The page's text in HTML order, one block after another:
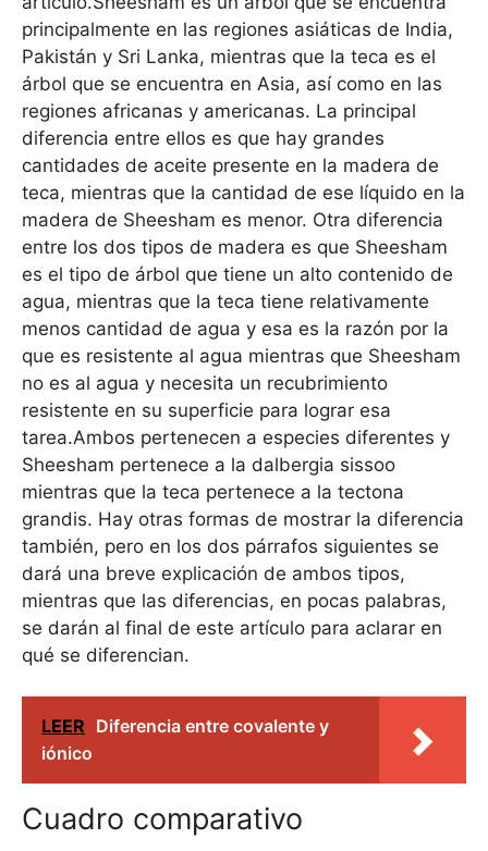
principalmente en las regiones asiáticas de India,
Pakistán y Sri Lanka, mientras que la teca es el
árbol que se encuentra en Asia, así como en las
regiones africanas y americanas. La principal
diferencia entre ellos es que hay grandes
cantidades de aceite presente en la madera de
teca, mientras que la cantidad de ese líquido en la
madera de Sheesham es menor. Otra diferencia
entre los dos tipos de madera es que Sheesham
es el tipo de árbol que tiene un alto contenido de
agua, mientras que la teca tiene relativamente
menos cantidad de agua y esa es la razón por la
que es resistente al agua mientras que Sheesham
no es al agua y necesita un recubrimiento
resistente en su superficie para lograr esa
tarea.Ambos pertenecen a especies diferentes y
Sheesham pertenece a la dalbergia sissoo
mientras que la teca pertenece a la tectona
grandis. Hay otras formas de mostrar la diferencia
también, pero en los dos párrafos siguientes se
dará una breve explicación de ambos tipos,
mientras que las diferencias, en pocas palabras,
se darán al final de este artículo para aclarar en
qué se diferencian.
LEER Diferencia entre covalente y
iónico
Cuadro comparativo